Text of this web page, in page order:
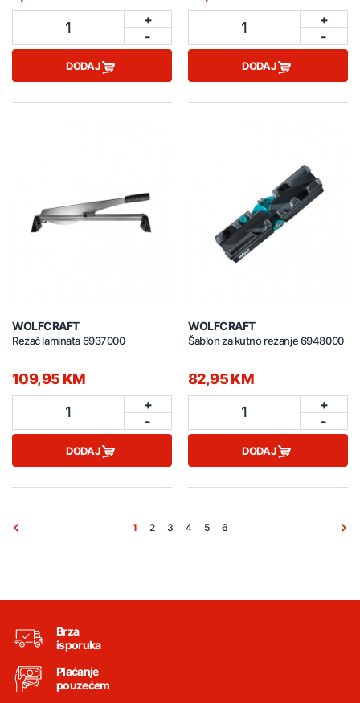
1
+
-
DODAJ
1
+
-
DODAJ
WOLFCRAFT
Rezač laminata 6937000
109,95 KM
1
+
-
DODAJ
WOLFCRAFT
Šablon za kutno rezanje 6948000
82,95 KM
1
+
-
DODAJ
1 2 3 4 5 6
Brza
isporuka
Plaćanje
pouzećem